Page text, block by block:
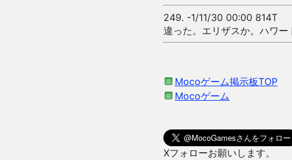
249. -1/11/30 00:00 814T
違った。エリザスか。ハワー
Mocoゲーム掲示板TOP
Mocoゲーム
Xフォローお願いします。